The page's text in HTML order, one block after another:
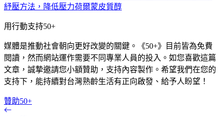
紓壓方法，降低壓力荷爾蒙皮質醇
用行動支持50+
媒體是推動社會朝向更好改變的關鍵。《50+》目前皆為免費
閱讀，然而網站運作需要不同專業人員的投入。如您喜歡這篇
文章，誠摯邀請您小額贊助，支持內容製作。希望我們在您的
支持下，能持續對台灣熟齡生活有正向啟發、給予人盼望！
贊助50+